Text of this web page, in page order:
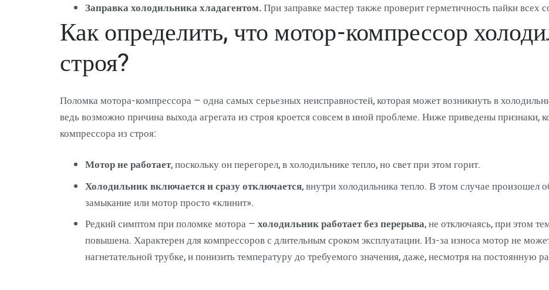
Заправка холодильника хладагентом.При заправке мастер также проверит герметичность пайки всех
Как определить, что мотор-компрессор
строя?
Поломка мотора-компрессора – одна самых серьезных неисправностей, которая может возникнуть в
ведь возможно причина выхода агрегата из строя кроется совсем в иной проблеме. Ниже приведены признаки,
компрессора из строя:
Мотор не работает, поскольку он перегорел, в холодильнике тепло, но свет при этом горит.
Холодильник включается и сразу отключается, внутри холодильника тепло. В этом случае произошел
замыкание или мотор просто «клинит».
Редкий симптом при поломке мотора – холодильник работает без перерыва, не отключаясь, при этом
повышена. Характерен для компрессоров с длительным сроком эксплуатации. Из-за износа мотор не
нагнетательной трубке, и понизить температуру до требуемого значения, даже, несмотря на постоянную